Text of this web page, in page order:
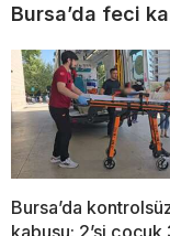
Bursa’da feci
Bursa’da